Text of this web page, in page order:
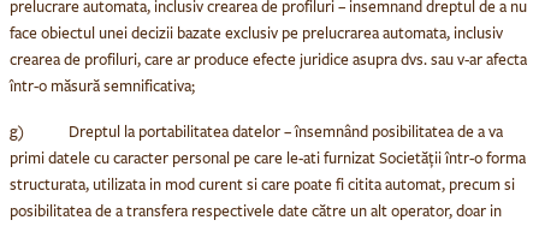
prelucrare automata, inclusiv crearea de profiluri– insemnand dreptul de a nu
face obiectul unei decizii bazate exclusiv pe prelucrarea automata, inclusiv
crearea de profiluri, care ar produce efecte juridice asupra dvs. sau v-ar afecta
într-o măsură semnificativa;
g) Dreptul la portabilitatea datelor– însemnând posibilitatea de a va
primi datele cu caracter personal pe care le-ati furnizat Societății într-o forma
structurata, utilizata in mod curent si care poate fi citita automat, precum si
posibilitatea de a transfera respectivele date către un alt operator, doar in